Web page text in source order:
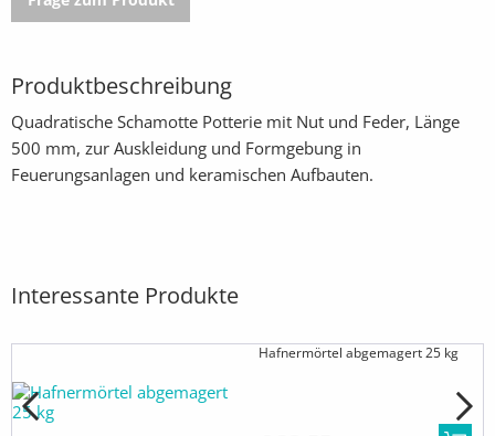
Produktbeschreibung
Quadratische Schamotte Potterie mit Nut und Feder, Länge
500 mm, zur Auskleidung und Formgebung in
Feuerungsanlagen und keramischen Aufbauten.
Interessante Produkte
Hafnermörtel abgemagert 25 kg